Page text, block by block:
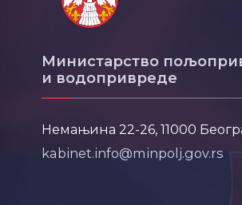
Министарство
и водопривреде
Немањина 22-26, 11000
kabinet.info@minpolj.gov.rs